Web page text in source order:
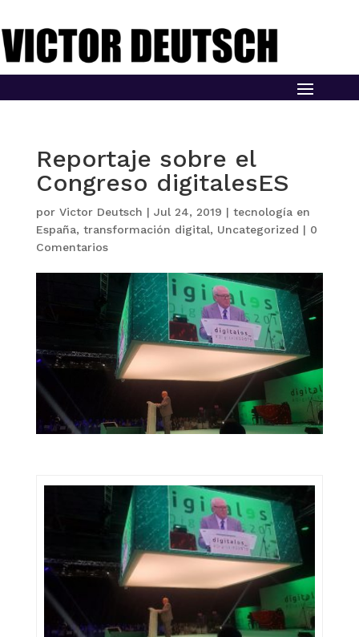
Reportaje sobre el
Congreso digitalesES
por Victor Deutsch | Jul 24, 2019 | tecnología en
España, transformación digital, Uncategorized | 0
Comentarios